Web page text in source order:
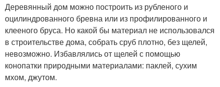
Деревянный дом можно построить из рубленого и
оцилиндрованного бревна или из профилированного и
клееного бруса. Но какой бы материал не использовался
в строительстве дома, собрать сруб плотно, без щелей,
невозможно. Избавлялись от щелей с помощью
конопатки природными материалами: паклей, сухим
мхом, джутом.